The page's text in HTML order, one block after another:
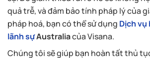
quả trễ, và đảm bảo tính pháp lý của
pháp hoá, bạn có thể sử dụng Dịch vụ
lãnh sựAustraliacủa Visana.
Chúng tôi sẽ giúp bạn hoàn tất thủ